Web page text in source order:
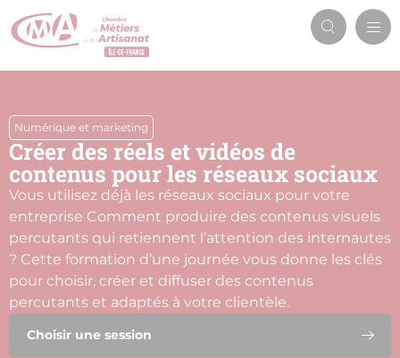
Aller
au
Numérique et marketing
Créer des réels et vidéos de
contenus pour les réseaux sociaux
Vous utilisez déjà les réseaux sociaux pour votre
entreprise Comment produire des contenus visuels
percutants qui retiennent l’attention des internautes
? Cette formation d’une journée vous donne les clés
pour choisir, créer et diffuser des contenus
percutants et adaptés à votre clientèle.
Choisir une session